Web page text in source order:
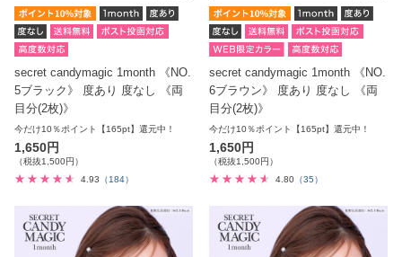
secret candymagic 1month 《NO.
5ブラック》 度あり 度なし 《両
目分(2枚)》
今だけ10％ポイント【165pt】還元中！
1,650円
（税抜1,500円）
4.93 （184）
secret candymagic 1month 《NO.
6ブラウン》 度あり 度なし 《両
目分(2枚)》
今だけ10％ポイント【165pt】還元中！
1,650円
（税抜1,500円）
4.80 （35）